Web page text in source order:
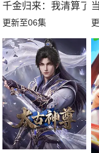
千金归来：我清算了
更新至06集